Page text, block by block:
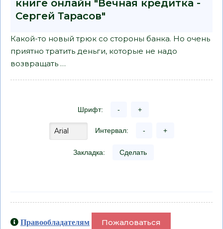
книге онлайн "Вечная кредитка -
Сергей Тарасов"
Какой-то новый трюк со стороны банка. Но очень
приятно тратить деньги, которые не надо
возвращать …
Шрифт: - +
Интервал: - +
Закладка: Сделать
Правообладателям Пожаловаться